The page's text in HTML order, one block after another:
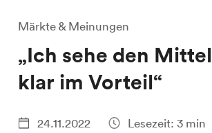
Märkte & Meinungen
„Ich sehe den
klar im Vorteil“
24.11.2022 Lesezeit: 3 min